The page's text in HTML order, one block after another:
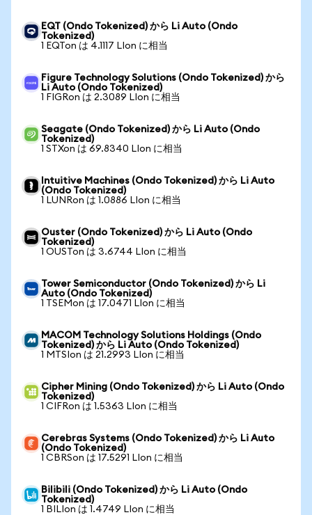
EQT (Ondo Tokenized) から Li Auto (Ondo
Tokenized)
1 EQTon は 4.1117 LIon に相当
Figure Technology Solutions (Ondo Tokenized) から
Li Auto (Ondo Tokenized)
1 FIGRon は 2.3089 LIon に相当
Seagate (Ondo Tokenized) から Li Auto (Ondo
Tokenized)
1 STXon は 69.8340 LIon に相当
Intuitive Machines (Ondo Tokenized) から Li Auto
(Ondo Tokenized)
1 LUNRon は 1.0886 LIon に相当
Ouster (Ondo Tokenized) から Li Auto (Ondo
Tokenized)
1 OUSTon は 3.6744 LIon に相当
Tower Semiconductor (Ondo Tokenized) から Li
Auto (Ondo Tokenized)
1 TSEMon は 17.0471 LIon に相当
MACOM Technology Solutions Holdings (Ondo
Tokenized) から Li Auto (Ondo Tokenized)
1 MTSIon は 21.2993 LIon に相当
Cipher Mining (Ondo Tokenized) から Li Auto (Ondo
Tokenized)
1 CIFRon は 1.5363 LIon に相当
Cerebras Systems (Ondo Tokenized) から Li Auto
(Ondo Tokenized)
1 CBRSon は 17.5291 LIon に相当
Bilibili (Ondo Tokenized) から Li Auto (Ondo
Tokenized)
1 BILIon は 1.4749 LIon に相当